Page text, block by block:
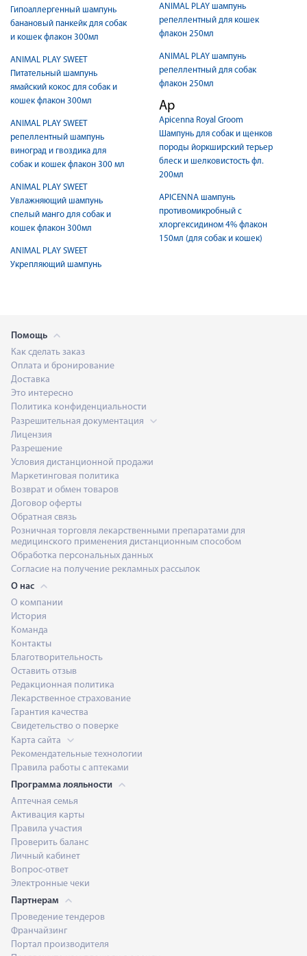
Гипоаллергенный шампунь
банановый панкейк для собак
и кошек флакон 300мл
ANIMAL PLAY SWEET
Питательный шампунь
ямайский кокос для собак и
кошек флакон 300мл
ANIMAL PLAY SWEET
репеллентный шампунь
виноград и гвоздика для
собак и кошек флакон 300 мл
ANIMAL PLAY SWEET
Увлажняющий шампунь
спелый манго для собак и
кошек флакон 300мл
ANIMAL PLAY SWEET
Укрепляющий шампунь
ANIMAL PLAY шампунь
репеллентный для кошек
флакон 250мл
ANIMAL PLAY шампунь
репеллентный для собак
флакон 250мл
Ap
Apicenna Royal Groom
Шампунь для собак и щенков
породы йоркширский терьер
блеск и шелковистость фл.
200мл
APICENNA шампунь
противомикробный с
хлоргексидином 4% флакон
150мл (для собак и кошек)
Помощь
Как сделать заказ
Оплата и бронирование
Доставка
Это интересно
Политика конфиденциальности
Разрешительная документация
Лицензия
Разрешение
Условия дистанционной продажи
Маркетинговая политика
Возврат и обмен товаров
Договор оферты
Обратная связь
Розничная торговля лекарственными препаратами для
медицинского применения дистанционным способом
Обработка персональных данных
Согласие на получение рекламных рассылок
О нас
О компании
История
Команда
Контакты
Благотворительность
Оставить отзыв
Редакционная политика
Лекарственное страхование
Гарантия качества
Свидетельство о поверке
Карта сайта
Рекомендательные технологии
Правила работы с аптеками
Программа лояльности
Аптечная семья
Активация карты
Правила участия
Проверить баланс
Личный кабинет
Вопрос-ответ
Электронные чеки
Партнерам
Проведение тендеров
Франчайзинг
Портал производителя